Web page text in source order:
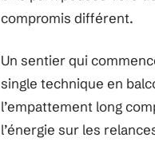
compromis différent.
Un sentier qui
single technique en
l’empattement long
l’énergie sur les